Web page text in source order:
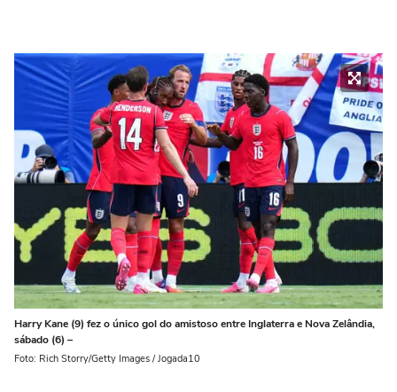
Harry Kane (9) fez o único gol do amistoso entre Inglaterra e Nova Zelândia,
sábado (6) –
Foto: Rich Storry/Getty Images / Jogada10